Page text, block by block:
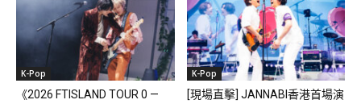
K-Pop
《2026 FTISLAND TOUR 0 —
K-Pop
[現場直擊] JANNABI香港首場演